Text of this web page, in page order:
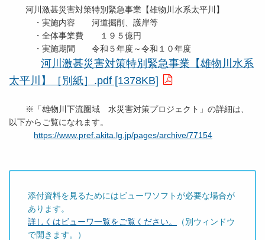
河川激甚災害対策特別緊急事業【雄物川水系太平川】
・実施内容 河道掘削、護岸等
・全体事業費 １９５億円
・実施期間 令和５年度～令和１０年度
河川激甚災害対策特別緊急事業【雄物川水系
太平川】［別紙］.pdf [1378KB]
※「雄物川下流圏域 水災害対策プロジェクト」の詳細は、
以下からご覧になれます。
https://www.pref.akita.lg.jp/pages/archive/77154
添付資料を見るためにはビューワソフトが必要な場合が
あります。
詳しくはビューワ一覧をご覧ください。
（別ウィンドウ
で開きます。）